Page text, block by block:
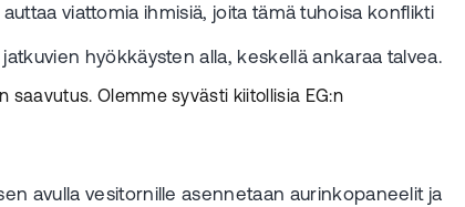
viattomia ihmisiä, joita tämä tuhoisa konflikti
hyökkäysten alla, keskellä ankaraa talvea.
saavutus. Olemme syvästi kiitollisia EG:n
avulla vesitornille asennetaan aurinkopaneelit ja